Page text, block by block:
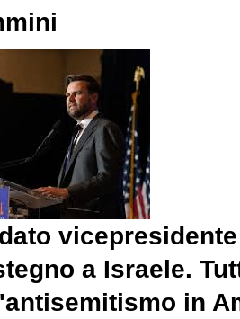
a Israele.
in